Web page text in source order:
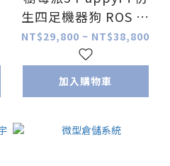
生四足機器狗 ROS 光
達 SLAM導航 Pi5 8GB
NT$29,800 ~ NT$38,800
加入購物車